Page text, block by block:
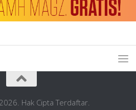
Hak Cipta Terdaftar.